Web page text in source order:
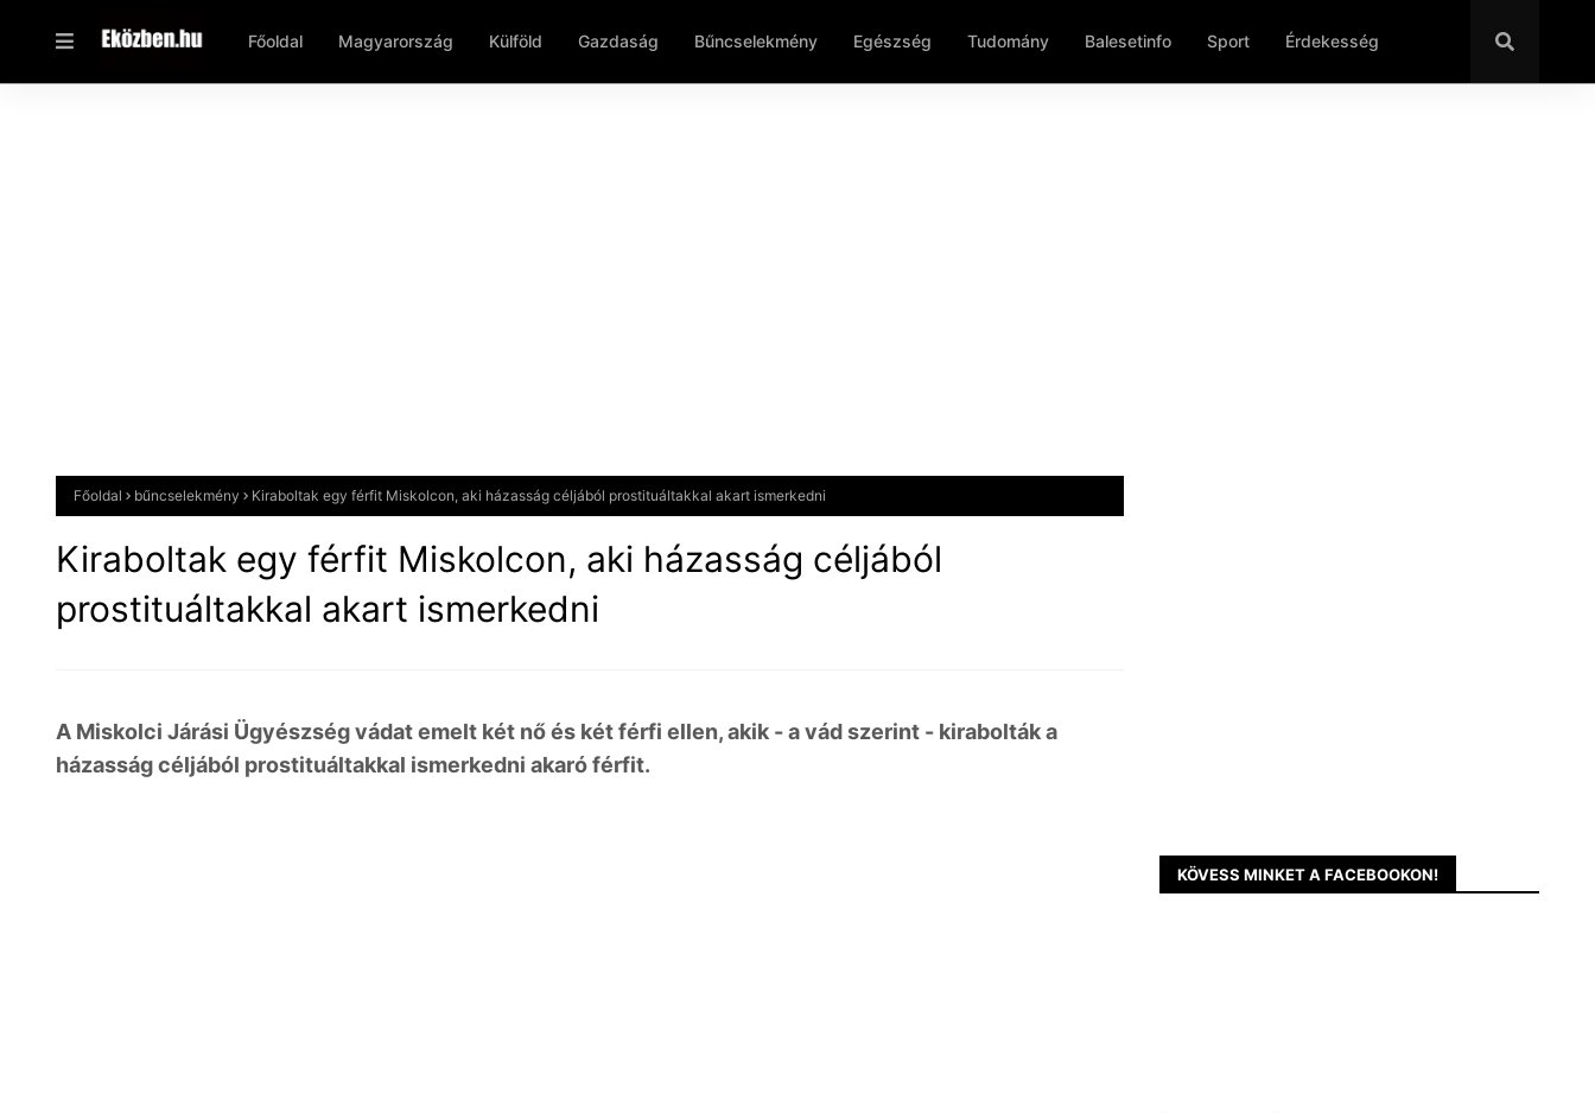
Főoldal Magyarország Külföld Gazdaság Bűncselekmény Egészség Tudomány Balesetinfo Sport Érdekesség
Főoldal bűncselekmény Kiraboltak egy férfit Miskolcon, aki házasság céljából prostituáltakkal akart ismerkedni
Kiraboltak egy férfit Miskolcon, aki házasság céljából
prostituáltakkal akart ismerkedni
A Miskolci Járási Ügyészség vádat emelt két nő és két férfi ellen, akik - a vád szerint - kirabolták a
házasság céljából prostituáltakkal ismerkedni akaró férfit.
KÖVESS MINKET A FACEBOOKON!